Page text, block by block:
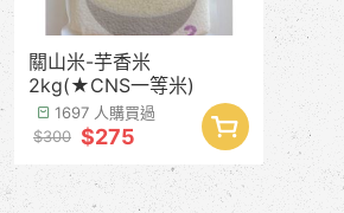
關山米-芋香米
2kg(★CNS一等米)
1697 人購買過
$300 $275